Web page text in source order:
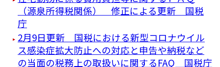
（源泉所得税関係） 修正による更新 国税
庁
2月9日更新 国税における新型コロナウイル
ス感染症拡大防止への対応と申告や納税など
の当面の税務上の取扱いに関するFAQ 国税庁